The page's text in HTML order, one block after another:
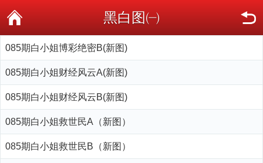
黑白图㈠
085期白小姐博彩绝密B(新图)
085期白小姐财经风云A(新图)
085期白小姐财经风云B(新图)
085期白小姐救世民A（新图）
085期白小姐救世民B（新图）